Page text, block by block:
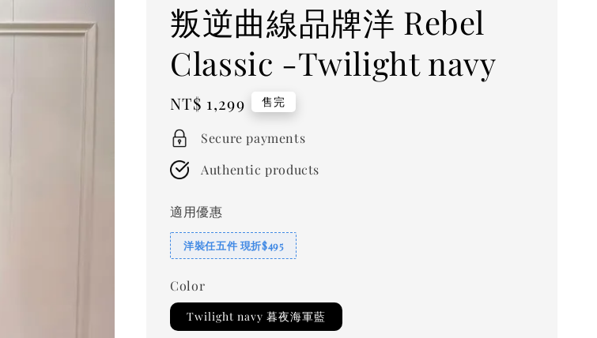
叛逆曲線品牌洋 Rebel
Classic -Twilight navy
Regular
price
NT$ 1,299 售完
Secure payments
Authentic products
適用優惠
洋裝任五件 現折$495
Color
Twilight navy 暮夜海軍藍